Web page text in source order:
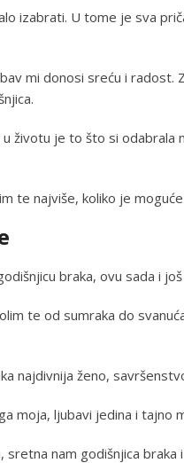
izabrati. U tome je sva
mi donosi sreću i
životu je to što si odabrala
te najviše, koliko je
braka, ovu sada i
te od sumraka do
najdivnija ženo,
moja, ljubavi jedina i tajno
nam godišnjica braka